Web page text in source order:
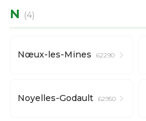
N (4)
Nœux-les-Mines 62290
Noyelles-Godault 62950